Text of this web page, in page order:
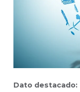
Dato destacado: